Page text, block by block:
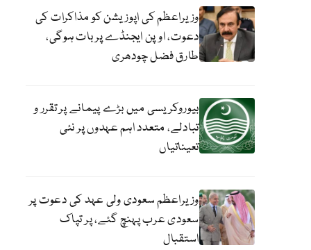
وزیراعظم کی اپوزیشن کو مذاکرات کی
دعوت، اوپن ایجنڈے پر بات ہوگی،
طارق فضل چودھری
بیوروکریسی میں بڑے پیمانے پر تقرر و
تبادلے، متعدد اہم عہدوں پر نئی
تعیناتیاں
وزیراعظم سعودی ولی عہد کی دعوت پر
سعودی عرب پہنچ گئے، پر تپاک
استقبال